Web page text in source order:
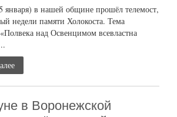
января) в нашей общине прошёл телемост,
недели памяти Холокоста. Тема
над Освенцимом всевластна
в Воронежской